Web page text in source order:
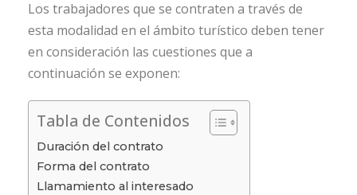
Los trabajadores que se contraten a través de
esta modalidad en el ámbito turístico deben tener
en consideración las cuestiones que a
continuación se exponen:
Tabla de Contenidos
Duración del contrato
Forma del contrato
Llamamiento al interesado